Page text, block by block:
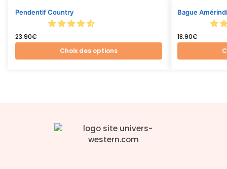
Pendentif Country
23.90€
Choix des options
Bague
18.90€